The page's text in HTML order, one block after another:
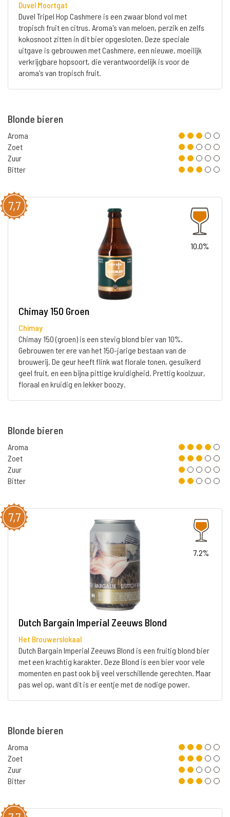
Duvel Moortgat
Duvel Tripel Hop Cashmere is een zwaar blond vol met
tropisch fruit en citrus. Aroma's van meloen, perzik en zelfs
kokosnoot zitten in dit bier opgesloten. Deze speciale
uitgave is gebrouwen met Cashmere, een nieuwe, moeilijk
verkrijgbare hopsoort, die verantwoordelijk is voor de
aroma's van tropisch fruit.
Blonde bieren
Aroma
Zoet
Zuur
Bitter
7,7
10.0%
Chimay 150 Groen
Chimay
Chimay 150 (groen) is een stevig blond bier van 10%.
Gebrouwen ter ere van het 150-jarige bestaan van de
brouwerij. De geur heeft flink wat florale tonen, gesuikerd
geel fruit, en een bijna pittige kruidigheid. Prettig koolzuur,
floraal en kruidig en lekker boozy.
Blonde bieren
Aroma
Zoet
Zuur
Bitter
7,7
7.2%
Dutch Bargain Imperial Zeeuws Blond
Het Brouwerslokaal
Dutch Bargain Imperial Zeeuws Blond is een fruitig blond bier
met een krachtig karakter. Deze Blond is een bier voor vele
momenten en past ook bij veel verschillende gerechten. Maar
pas wel op, want dit is er eentje met de nodige power.
Blonde bieren
Aroma
Zoet
Zuur
Bitter